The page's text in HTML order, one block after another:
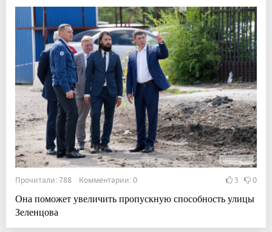
Прочитали: 788 Комментарии: 0 3 0
Она поможет увеличить пропускную способность улицы
Зеленцова